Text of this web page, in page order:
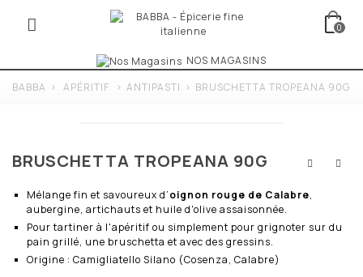
0
NOS MAGASINS
BABBA > APÉRITIF > ANTIPASTI > BRUSCHETTA TROPEANA 90G
BRUSCHETTA TROPEANA 90G
Mélange fin et savoureux d’oignon rouge de Calabre,
aubergine, artichauts et huile d'olive assaisonnée.
Pour tartiner à l'apéritif ou simplement pour grignoter sur du
pain grillé, une bruschetta et avec des gressins.
Origine : Camigliatello Silano (Cosenza, Calabre)